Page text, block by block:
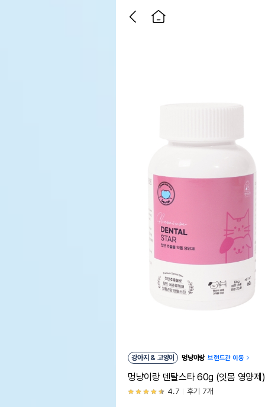
강아지 & 고양이 멍냥이랑 브랜드관 이동
멍냥이랑 덴탈스타 60g (잇몸 영양제)
4.7 후기 7개